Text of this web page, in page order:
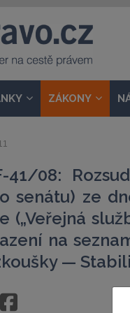
ZÁKONY
41/08:
senátu) ze
(„Veřejná
na
—